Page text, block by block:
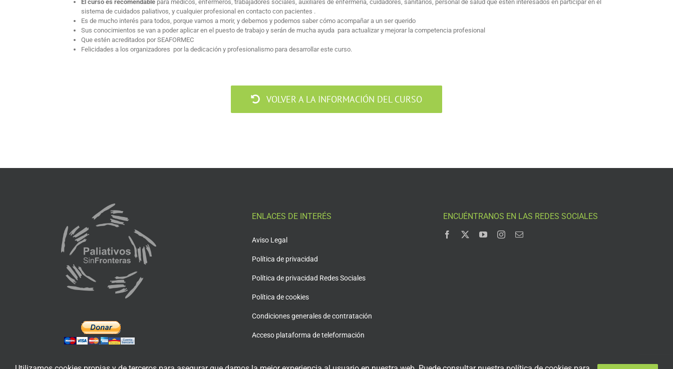
El curso es recomendable para médicos, enfermeros, trabajadores sociales, auxiliares de enfermería, cuidadores, sanitarios, personal de salud que estén interesados en participar en el
sistema de cuidados paliativos, y cualquier profesional en contacto con pacientes .
Es de mucho interés para todos, porque vamos a morir, y debemos y podemos saber cómo acompañar a un ser querido
Sus conocimientos se van a poder aplicar en el puesto de trabajo y serán de mucha ayuda para actualizar y mejorar la competencia profesional
Que estén acreditados por SEAFORMEC
Felicidades a los organizadores por la dedicación y profesionalismo para desarrollar este curso.
VOLVER A LA INFORMACIÓN DEL CURSO
ENLACES DE INTERÉS
Aviso Legal
Política de privacidad
Política de privacidad Redes Sociales
Política de cookies
Condiciones generales de contratación
Acceso plataforma de teleformación
ENCUÉNTRANOS EN LAS REDES SOCIALES